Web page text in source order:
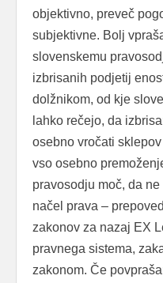
objektivno, preveč
subjektivne. Bolj
slovenskemu
izbrisanih podjetij
dolžnikom, od kje
lahko rečejo, da
osebno vročati
vso osebno
pravosodju moč, da
načel prava –
zakonov za nazaj EX
pravnega sistema,
zakonom. Če